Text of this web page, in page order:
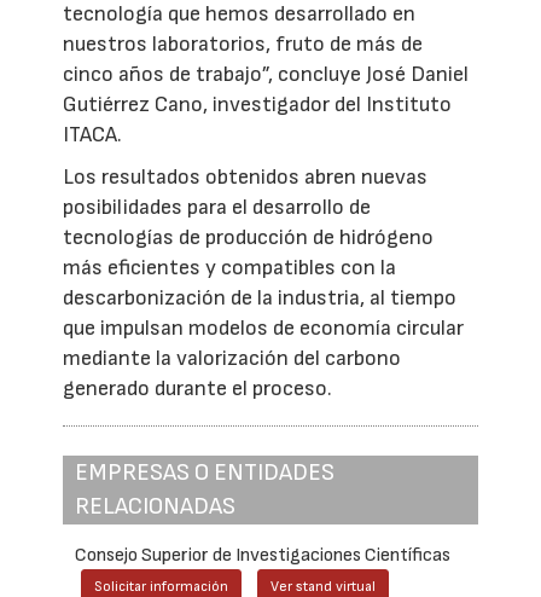
tecnología que hemos desarrollado en
nuestros laboratorios, fruto de más de
cinco años de trabajo”, concluye José Daniel
Gutiérrez Cano, investigador del Instituto
ITACA.
Los resultados obtenidos abren nuevas
posibilidades para el desarrollo de
tecnologías de producción de hidrógeno
más eficientes y compatibles con la
descarbonización de la industria, al tiempo
que impulsan modelos de economía circular
mediante la valorización del carbono
generado durante el proceso.
EMPRESAS O ENTIDADES
RELACIONADAS
Consejo Superior de Investigaciones Científicas
Solicitar información Ver stand virtual